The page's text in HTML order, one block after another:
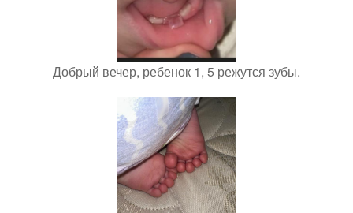
Добрый вечер, ребенок 1, 5 режутся зубы.